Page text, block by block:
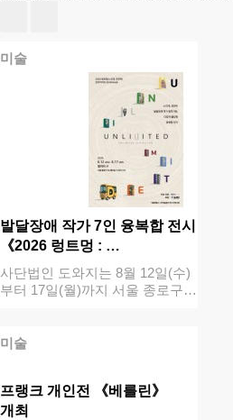
미술
발달장애 작가 7인 융복합 전시
《2026 렁트멍 : …
사단법인 도와지는 8월 12일(수)
부터 17일(월)까지 서울 종로구
미술
프랭크 개인전 《베를린》
개최